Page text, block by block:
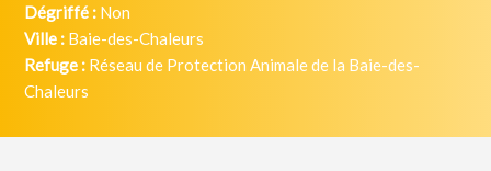
Dégriffé : Non
Ville : Baie-des-Chaleurs
Refuge : Réseau de Protection Animale de la Baie-des-
Chaleurs